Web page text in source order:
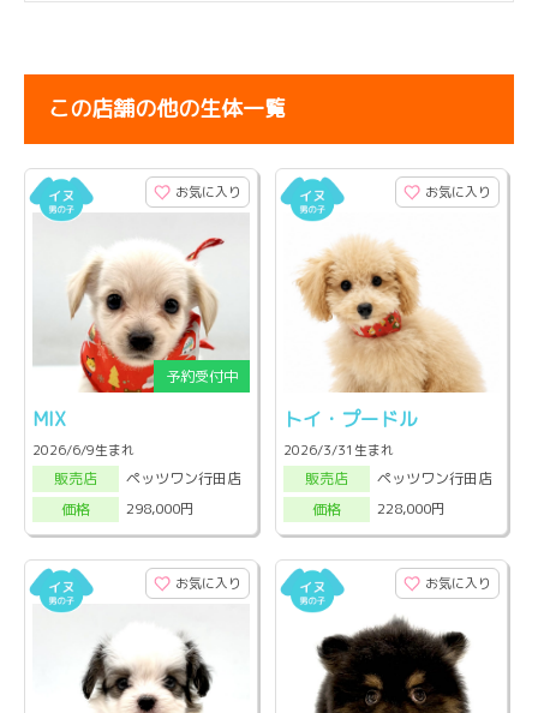
この店舗の他の生体一覧
お気に入り
MIX
2026/6/9生まれ
販売店
ペッツワン行田店
価格
298,000円
お気に入り
トイ・プードル
2026/3/31生まれ
販売店
ペッツワン行田店
価格
228,000円
お気に入り お気に入り